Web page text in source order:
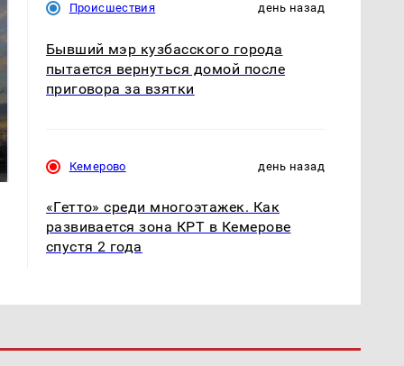
продукта: что купить?
подожгли.
Происшествия день назад
Бывший мэр кузбасского города
пытается вернуться домой после
приговора за взятки
Кемерово день назад
«Гетто» среди многоэтажек. Как
развивается зона КРТ в Кемерове
спустя 2 года